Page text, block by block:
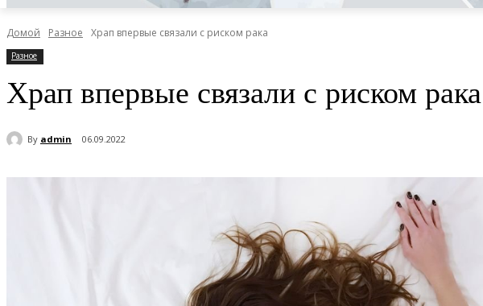
Домой Разное Храп впервые связали с риском рака
Разное
Храп впервые связали с риском рака
By admin 06.09.2022